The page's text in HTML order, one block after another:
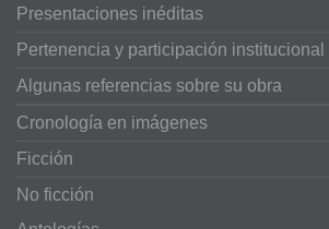
Presentaciones inéditas
Pertenencia y participación institucional
Algunas referencias sobre su obra
Cronología en imágenes
Ficción
No ficción